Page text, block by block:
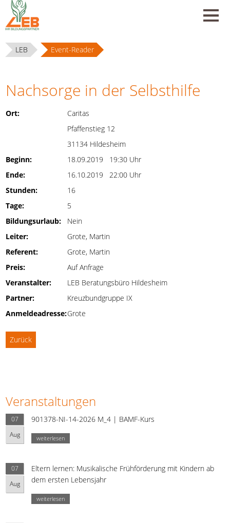
LEB Event-Reader
Nachsorge in der Selbsthilfe
Ort:
Caritas
Pfaffenstieg 12
31134 Hildesheim
Beginn:
18.09.2019 19:30 Uhr
Ende:
16.10.2019 22:00 Uhr
Stunden:
16
Tage:
5
Bildungsurlaub:
Nein
Leiter:
Grote, Martin
Referent:
Grote, Martin
Preis:
Auf Anfrage
Veranstalter:
LEB Beratungsbüro Hildesheim
Partner:
Kreuzbundgruppe IX
Anmeldeadresse:Grote
Zurück
Veranstaltungen
07
Aug
901378-NI-14-2026 M_4 | BAMF-Kurs
weiterlesen
07
Aug
Eltern lernen: Musikalische Frühförderung mit Kindern ab
dem ersten Lebensjahr
weiterlesen